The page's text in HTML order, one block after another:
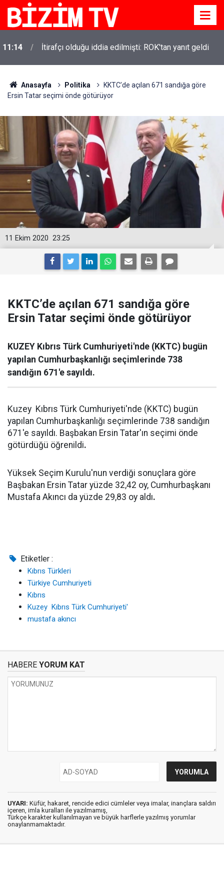
11:14 İtirafçı olduğu iddia edilmişti: ROK'tan yanıt geldi
Anasayfa Politika
KKTC’de açılan 671 sandığa göre
Ersin Tatar seçimi önde götürüyor
23:25
11 Ekim 2020
KKTC’de açılan 671 sandığa göre
Ersin Tatar seçimi önde götürüyor
KUZEY Kıbrıs Türk Cumhuriyeti'nde (KKTC) bugün
yapılan Cumhurbaşkanlığı seçimlerinde 738
sandığın 671'e sayıldı.
Kuzey Kıbrıs Türk Cumhuriyeti'nde (KKTC) bugün
yapılan Cumhurbaşkanlığı seçimlerinde 738 sandığın
671'e sayıldı. Başbakan Ersin Tatar'ın seçimi önde
götürdüğü öğrenildi.
Yüksek Seçim Kurulu'nun verdiği sonuçlara göre
Başbakan Ersin Tatar yüzde 32,42 oy, Cumhurbaşkanı
Mustafa Akıncı da yüzde 29,83 oy aldı.
Etiketler :
Kıbrıs Türkleri
Türkiye Cumhuriyeti
Kıbrıs
Kuzey Kıbrıs Türk Cumhuriyeti'
mustafa akıncı
HABERE YORUM KAT
UYARI: Küfür, hakaret, rencide edici cümleler veya imalar, inançlara saldırı
içeren, imla kuralları ile yazılmamış,
Türkçe karakter kullanılmayan ve büyük harflerle yazılmış yorumlar
onaylanmamaktadır.